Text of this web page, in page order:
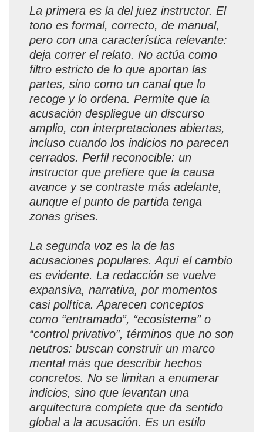
La primera es la del juez instructor. El
tono es formal, correcto, de manual,
pero con una característica relevante:
deja correr el relato. No actúa como
filtro estricto de lo que aportan las
partes, sino como un canal que lo
recoge y lo ordena. Permite que la
acusación despliegue un discurso
amplio, con interpretaciones abiertas,
incluso cuando los indicios no parecen
cerrados. Perfil reconocible: un
instructor que prefiere que la causa
avance y se contraste más adelante,
aunque el punto de partida tenga
zonas grises.
La segunda voz es la de las
acusaciones populares. Aquí el cambio
es evidente. La redacción se vuelve
expansiva, narrativa, por momentos
casi política. Aparecen conceptos
como “entramado”, “ecosistema” o
“control privativo”, términos que no son
neutros: buscan construir un marco
mental más que describir hechos
concretos. No se limitan a enumerar
indicios, sino que levantan una
arquitectura completa que da sentido
global a la acusación. Es un estilo